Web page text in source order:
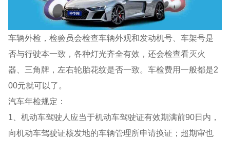
车辆外检，检验员会检查车辆外观和发动机号、车架号是
否与行驶本一致，各种灯光齐全有效，还会检查看灭火
器、三角牌，左右轮胎花纹是否一致。车检费用一般都是2
00元就可以了。
汽车年检规定：
1、机动车驾驶人应当于机动车驾驶证有效期满前90日内，
向机动车驾驶证核发地的车辆管理所申请换证；超期审也